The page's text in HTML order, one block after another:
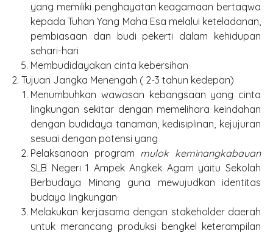
yang memiliki penghayatan keagamaan bertaqwa
kepada Tuhan Yang Maha Esa melalui keteladanan,
pembiasaan dan budi pekerti dalam kehidupan
sehari-hari
Membudidayakan cinta kebersihan
Tujuan Jangka Menengah ( 2-3 tahun kedepan)
Menumbuhkan wawasan kebangsaan yang cinta
lingkungan sekitar dengan memelihara keindahan
dengan budidaya tanaman, kedisiplinan, kejujuran
sesuai dengan potensi yang
Pelaksanaan program mulok keminangkabauan
SLB Negeri 1 Ampek Angkek Agam yaitu Sekolah
Berbudaya Minang guna mewujudkan identitas
budaya lingkungan
Melakukan kerjasama dengan stakeholder daerah
untuk merancang produksi bengkel keterampilan